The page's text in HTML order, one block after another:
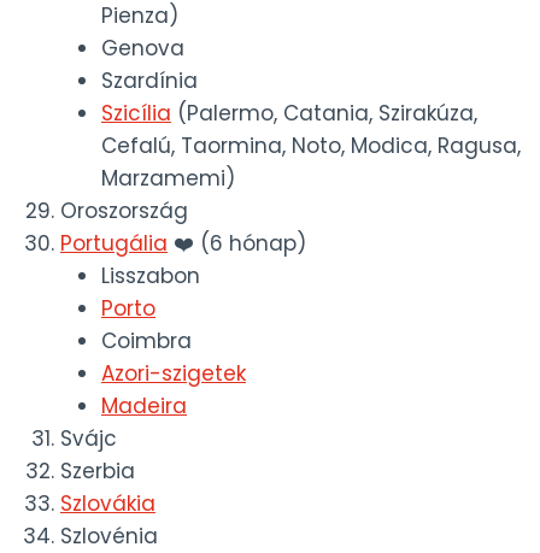
Pienza)
Genova
Szardínia
Szicília (Palermo, Catania, Szirakúza,
Cefalú, Taormina, Noto, Modica, Ragusa,
Marzamemi)
Oroszország
Portugália ❤️ (6 hónap)
Lisszabon
Porto
Coimbra
Azori-szigetek
Madeira
Svájc
Szerbia
Szlovákia
Szlovénia